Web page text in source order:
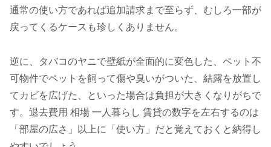
通常の使い方であれば追加請求まで至らず、むしろ一部が
戻ってくるケースも珍しくありません。
逆に、タバコのヤニで壁紙が全面的に変色した、ペット不
可物件でペットを飼って傷や臭いがついた、結露を放置し
てカビを広げた、といった場合は負担が大きくなりがちで
す。退去費用 相場 一人暮らし 賃貸の数字を左右するのは
「部屋の広さ」以上に「使い方」だと覚えておくと納得し